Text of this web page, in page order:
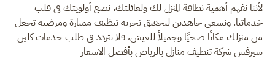
لأننا نفهم أهمية نظافة المنزل لك ولعائلتك، نضع أولويتك في قلب
خدماتنا. ونسعى جاهدين لتحقيق تجربة تنظيف ممتازة ومرضية تجعل
من منزلك مكانًا صحيًا وجميلاً للعيش، فلا تتردد في طلب خدمات كلين
سيرفس شركة تنظيف منازل بالرياض بأفضل الاسعار